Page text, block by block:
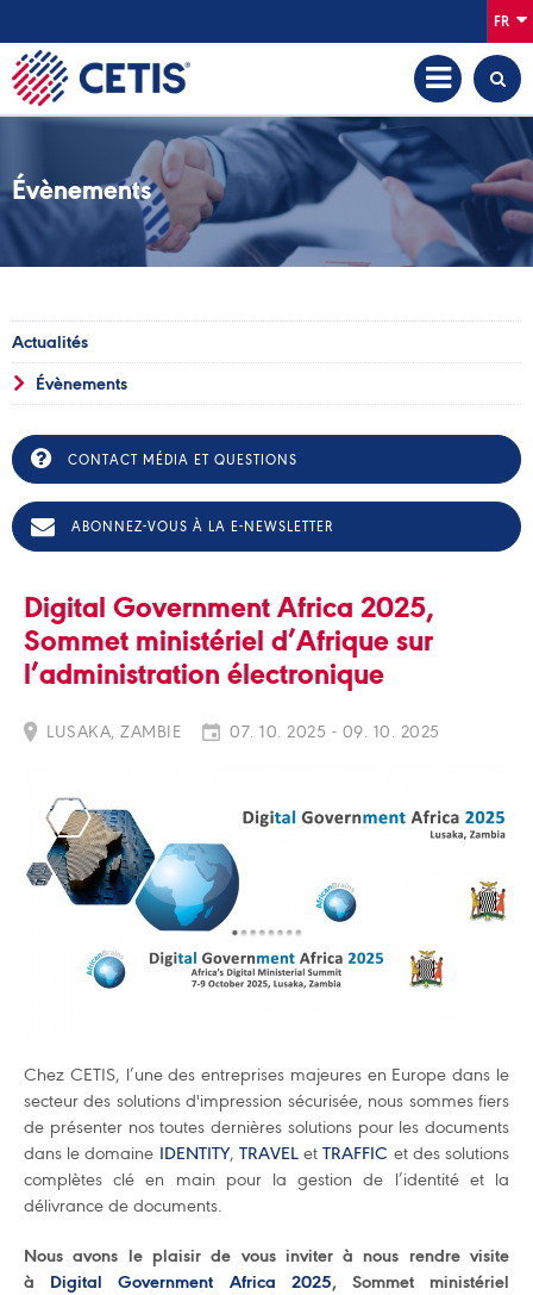
FR
Évènements
Actualités
Évènements
CONTACT MÉDIA ET QUESTIONS
ABONNEZ-VOUS À LA E-NEWSLETTER
Digital Government Africa 2025,
Sommet ministériel d’Afrique sur
l’administration électronique
LUSAKA, ZAMBIE 07. 10. 2025 - 09. 10. 2025
Chez CETIS, l’une des entreprises majeures en Europe dans le
secteur des solutions d'impression sécurisée, nous sommes fiers
de présenter nos toutes dernières solutions pour les documents
dans le domaine IDENTITY, TRAVELetTRAFFIC et des solutions
complètes clé en main pour la gestion de l’identité et la
délivrance de documents.
Nous avons le plaisir de vous inviter à nous rendre visite
à Digital Government Africa 2025, Sommet ministériel